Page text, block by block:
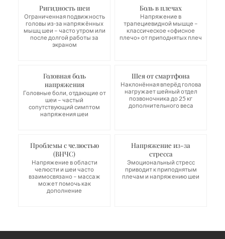
Ригидность шеи
Ограниченная подвижность
головы из-за напряжённых
мышц шеи – часто утром или
после долгой работы за
экраном
Боль в плечах
Напряжение в
трапециевидной мышце –
классическое «офисное
плечо» от приподнятых плеч
Головная боль
напряжения
Головные боли, отдающие от
шеи – частый
сопутствующий симптом
напряжения шеи
Шея от смартфона
Наклонённая вперёд голова
нагружает шейный отдел
позвоночника до 25 кг
дополнительного веса
Проблемы с челюстью
(ВНЧС)
Напряжение в области
челюсти и шеи часто
взаимосвязано – массаж
может помочь как
дополнение
Напряжение из-за
стресса
Эмоциональный стресс
приводит к приподнятым
плечам и напряжению шеи